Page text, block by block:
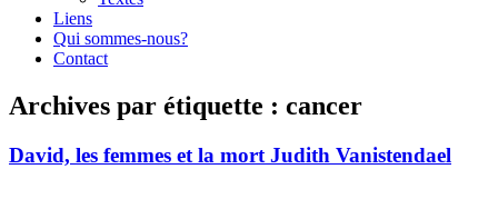
Liens
Qui sommes-nous?
Contact
Archives par étiquette : cancer
David, les femmes et la mort Judith Vanistendael